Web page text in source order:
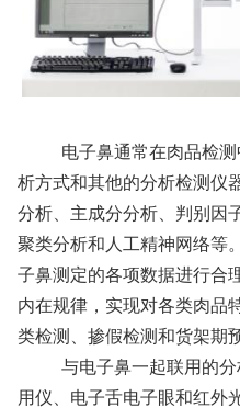
电子鼻通常在肉品检测
析方式和其他的分析检测仪
分析、主成分分析、判别因
聚类分析和人工精神网络等
子鼻测定的各项数据进行合
内在规律，实现对各类肉品
类检测、掺假检测和货架期
与电子鼻一起联用的分
用仪、电子舌电子眼和红外